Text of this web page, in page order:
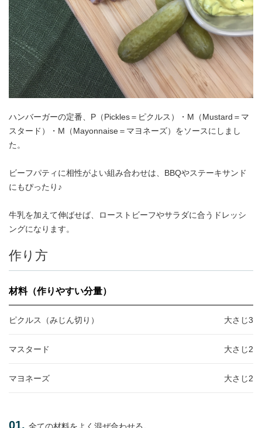
お役立ち資料
ハンバーガーの定番、P（Pickles＝ピクルス）・M（Mustard＝マ
スタード）・M（Mayonnaise＝マヨネーズ）をソースにしまし
た。
ビーフパティに相性がよい組み合わせは、BBQやステーキサンド
にもぴったり♪
牛乳を加えて伸ばせば、ローストビーフやサラダに合うドレッシ
ングになります。
作り方
材料（作りやすい分量）
ピクルス（みじん切り） 大さじ3
マスタード 大さじ2
マヨネーズ 大さじ2